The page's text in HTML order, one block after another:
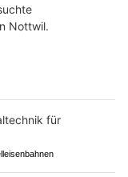
Nottwil.